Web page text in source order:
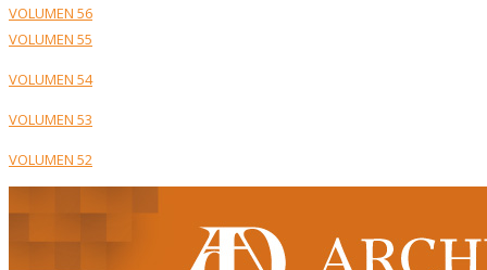
VOLUMEN 56
VOLUMEN 55
VOLUMEN 54
VOLUMEN 53
VOLUMEN 52